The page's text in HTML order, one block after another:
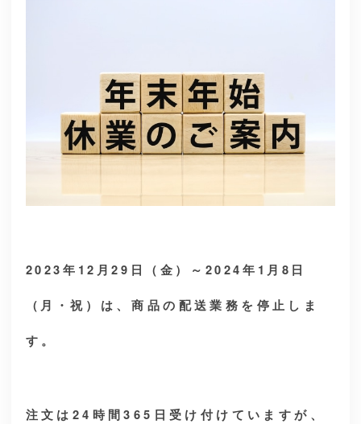
2023年12月29日（金）～2024年1月8日
（月・祝） は、商品の配送業務を停止しま
す。
注文は24時間365日受け付けていますが、